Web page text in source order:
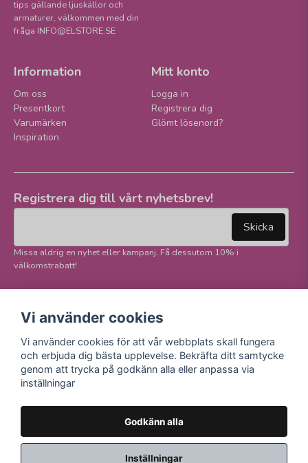
tips gällande ljuskällor och
armaturer, välkommen med din
fråga INFO@ELSTORE.SE
Information
Om oss
Presentkort
Varumärken
Inspiration
Mitt konto
Logga in
Registrera dig
Glömt lösenord?
Registrera dig till vårt nyhetsbrev!
Skicka
Missa aldrig en nyhet eller kampanj. Få dessutom 10% i
välkomstrabatt!
sociala medier!
Facebook
Instagram
Youtube
E-handel
Vi använder cookies
Vi använder cookies för att vår webbplats skall fungera
och erbjuda dig bästa upplevelse. Bekräfta ditt samtycke
genom att trycka på godkänn alla eller anpassa via
inställningar
Godkänn alla
Inställningar